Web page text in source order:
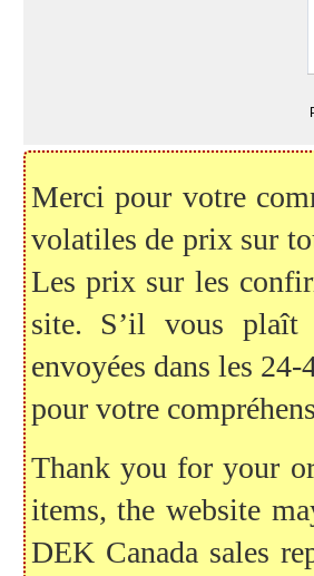
Merci pour votre
volatiles de prix sur
Les prix sur les
site. S’il vous plaît
envoyées dans les
pour votre
Thank you for your
items, the website
DEK Canada sales